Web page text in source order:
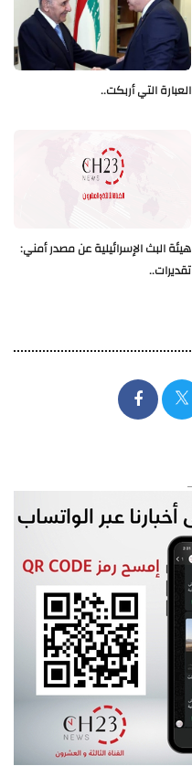
العبارة التي أربكت..
هيئة البث الإسرائيلية عن مصدر أمني:
تقديرات..